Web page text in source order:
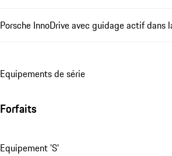
Porsche InnoDrive avec guidage actif dans
Equipements de série
Forfaits
Equipement 'S'